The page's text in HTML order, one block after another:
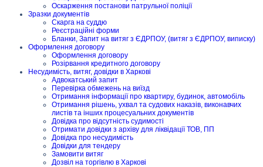
Оскарження постанови патрульної поліції
Зразки документів
Скарга на суддю
Реєстраційні форми
Бланки, Запит на витяг з ЄДРПОУ, (витяг з ЄДРПОУ, виписку)
Оформлення договору
Оформлення договору
Розірвання кредитного договору
Несудимість, витяг, довідки в Харкові
Адвокатський запит
Перевірка обмежень на виїзд
Отримання інформації про квартиру, будинок, автомобіль
Отримання рішень, ухвал та судових наказів, виконавчих
листів та інших процесуальних документів
Довідка про відсутність судимості
Отримати довідки з архіву для ліквідації ТОВ, ПП
Довідка про несудимість
Довідки для тендеру
Замовити витяг
Дозвіл на торгівлю в Харкові